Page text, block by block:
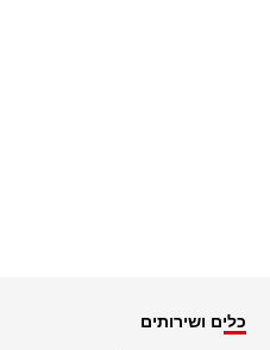
כלים ושירותים